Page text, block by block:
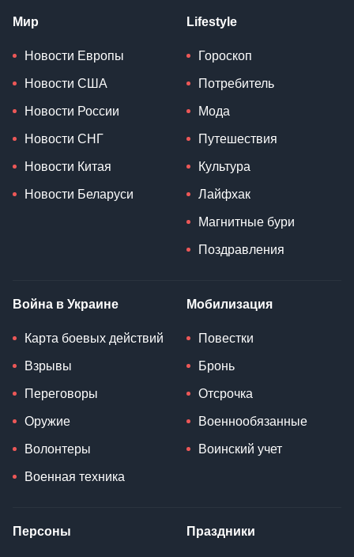
Мир
Новости Европы
Новости США
Новости России
Новости СНГ
Новости Китая
Новости Беларуси
Lifestyle
Гороскоп
Потребитель
Мода
Путешествия
Культура
Лайфхак
Магнитные бури
Поздравления
Война в Украине
Карта боевых действий
Взрывы
Переговоры
Оружие
Волонтеры
Военная техника
Мобилизация
Повестки
Бронь
Отсрочка
Военнообязанные
Воинский учет
Персоны Праздники